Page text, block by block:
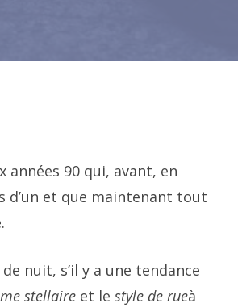
années 90 qui, avant, en
d’un et que maintenant tout
nuit, s’il y a une tendance
stellaire et le style de rueà